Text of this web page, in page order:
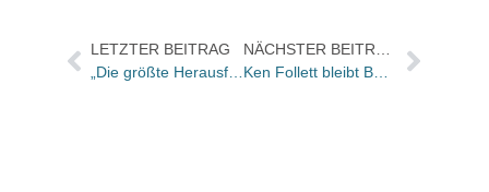
LETZTER BEITRAG
„Die größte Herausforderung war das Weglassen“: Verena Christoph und Hendrik Balck über die neue Blanvalet-Vorschau
NÄCHSTER BEITRAG
Ken Follett bleibt Bastei Lübbe treu: Vertrag für zwei weitere Romane unterzeichnet